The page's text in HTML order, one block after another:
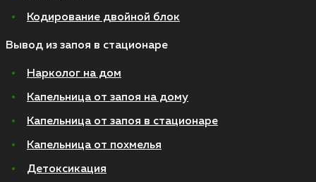
Кодирование двойной блок
Вывод из запоя в стационаре
Нарколог на дом
Капельница от запоя на дому
Капельница от запоя в стационаре
Капельница от похмелья
Детоксикация